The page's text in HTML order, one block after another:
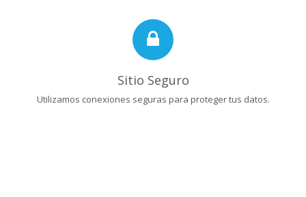
Sitio Seguro
Utilizamos conexiones seguras para proteger tus datos.